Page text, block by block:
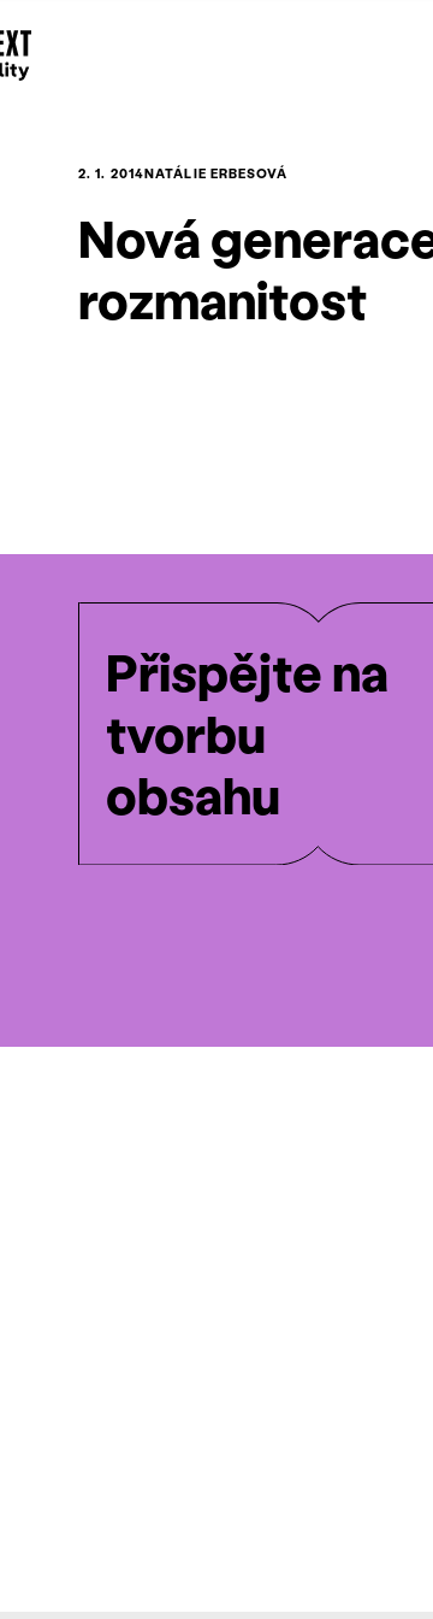
2. 1. 2014NATÁLIE ERBESOVÁ
Nová
rozmanitost
Přispějte na
tvorbu
obsahu